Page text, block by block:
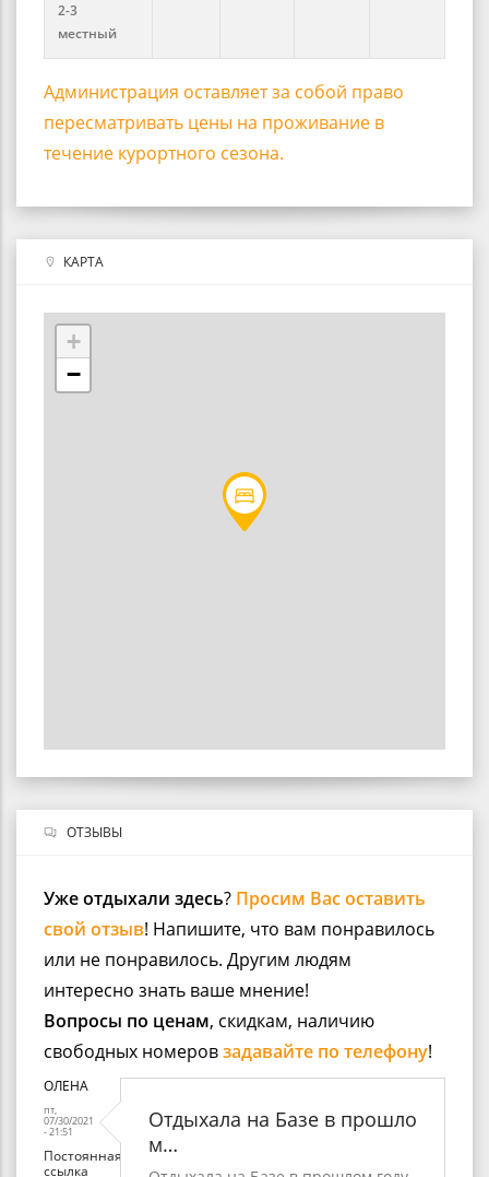
2-3
местный
Администрация оставляет за собой право
пересматривать цены на проживание в
течение курортного сезона.
КАРТА
+
−
ОТЗЫВЫ
Уже отдыхали здесь? Просим Вас оставить
свой отзыв! Напишите, что вам понравилось
или не понравилось. Другим людям
интересно знать ваше мнение!
Вопросы по ценам, скидкам, наличию
свободных номеровзадавайте по телефону!
ОЛЕНА
пт,
07/30/2021
- 21:51
Постоянная
ссылка
Отдыхала на Базе в прошло
м…